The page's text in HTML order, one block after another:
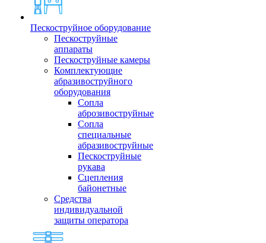
Пескоструйное оборудование
Пескоструйные
аппараты
Пескоструйные камеры
Комплектующие
абразивоструйного
оборудования
Сопла
аброзивоструйные
Сопла
специальные
абразивоструйные
Пескоструйные
рукава
Сцепления
байонетные
Средства
индивидуальной
защиты оператора